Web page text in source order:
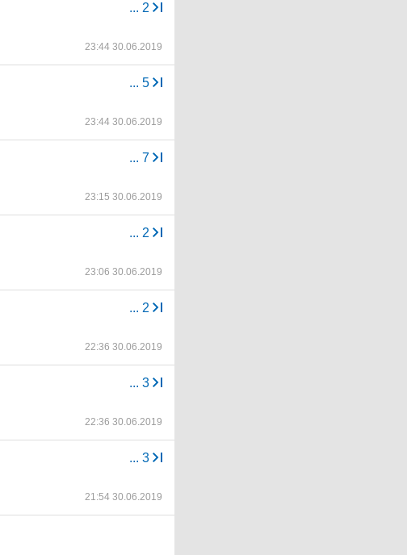
... 2
23:44 30.06.2019
... 5
23:44 30.06.2019
... 7
23:15 30.06.2019
... 2
23:06 30.06.2019
... 2
22:36 30.06.2019
... 3
22:36 30.06.2019
... 3
21:54 30.06.2019